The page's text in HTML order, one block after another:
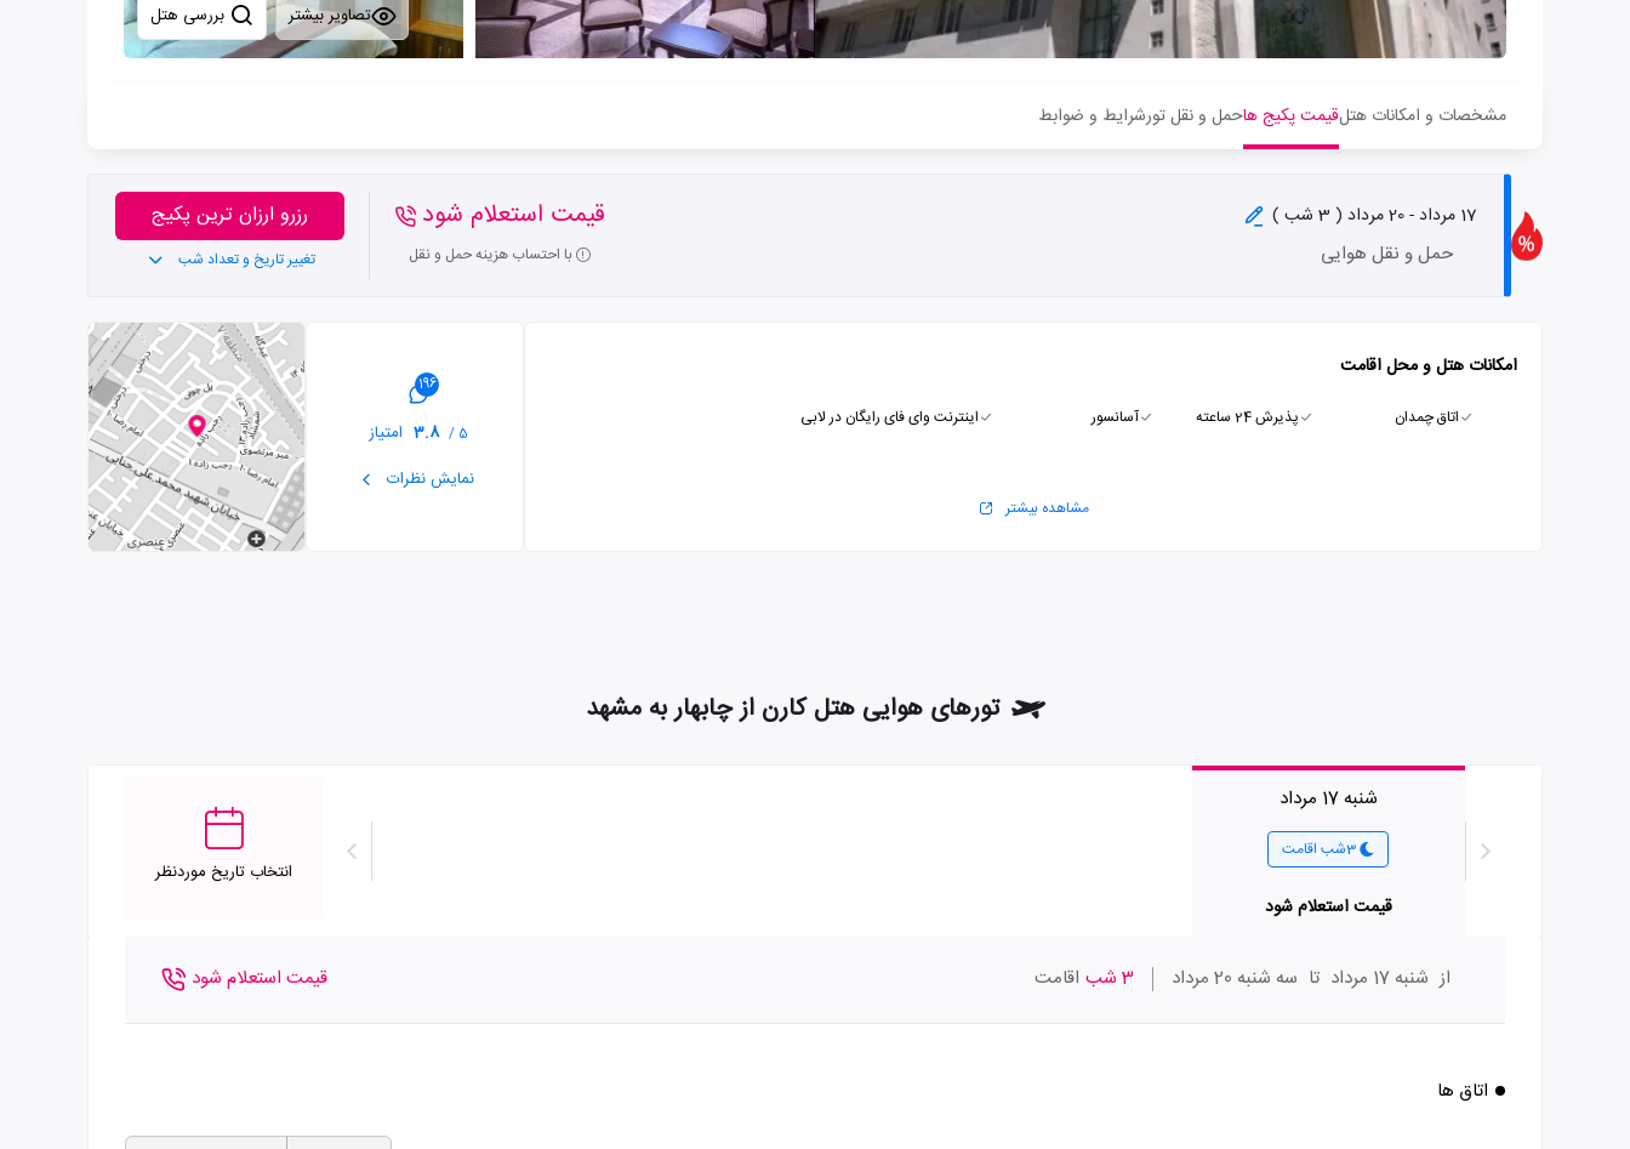
تصاویر بیشتر
مشخصات و امکانات هتلقیمت پکیج هاحمل و نقل تورشرایط و ضوابط
17 مرداد - 20 مرداد ( 3 شب )
حمل و نقل هوایی
قیمت استعلام شود
با احتساب هزینه حمل و نقل
رزرو ارزان ترین پکیج
تغییر تاریخ و تعداد شب
امکانات هتل و محل اقامت
اتاق چمدان پذیرش 24 ساعته آسانسور اینترنت وای فای رایگان در لابی
مشاهده بیشتر
196
5 /
3.8 امتیاز
نمایش نظرات
تورهای هوایی هتل کارن از چابهار به مشهد
شنبه 17 مرداد
3شب اقامت
قیمت استعلام شود
انتخاب تاریخ موردنظر
از شنبه 17 مرداد تا سه شنبه 20 مرداد 3 شب اقامت قیمت استعلام شود
اتاق ها